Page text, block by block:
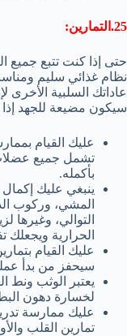
25.التمارين:
حتى إذا كنت تتبع جميع
نظام غذائي سليم
عاداتك السلبية
سيكون مضيعة للجهد إذا
عليك القيام
تشمل جميع
بأكمله.
ينبغي عليك إكمال
المشي، وركوب
التوالي،
الحرارية
عليك القيام
سيحفز من بدأ
يعتبر الوثب ونط
لخسارة دهون
عليك ممارسة
تمارين القلب